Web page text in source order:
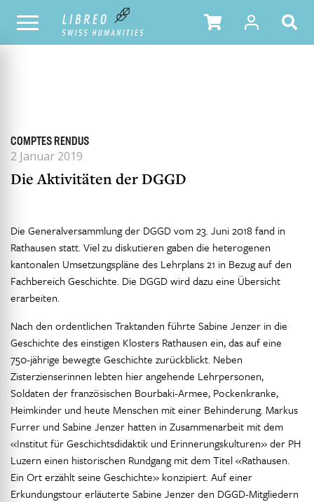
ALLE HEFTE INHALTSÜBERSICHT DER AUSGABE
COMPTES RENDUS
2 Januar 2019
Die Aktivitäten der DGGD
Die Generalversammlung der DGGD vom 23. Juni 2018 fand in
Rathausen statt. Viel zu diskutieren gaben die heterogenen
kantonalen Umsetzungspläne des Lehrplans 21 in Bezug auf den
Fachbereich Geschichte. Die DGGD wird dazu eine Übersicht
erarbeiten.
Nach den ordentlichen Traktanden führte Sabine Jenzer in die
Geschichte des einstigen Klosters Rathausen ein, das auf eine
750-jährige bewegte Geschichte zurückblickt. Neben
Zisterzienserinnen lebten hier angehende Lehrpersonen,
Soldaten der französischen Bourbaki-Armee, Pockenkranke,
Heimkinder und heute Menschen mit einer Behinderung. Markus
Furrer und Sabine Jenzer hatten in Zusammenarbeit mit dem
«Institut für Geschichtsdidaktik und Erinnerungskulturen» der PH
Luzern einen historischen Rundgang mit dem Titel «Rathausen.
Ein Ort erzählt seine Geschichte» konzipiert. Auf einer
Erkundungstour erläuterte Sabine Jenzer den DGGD-Mitgliedern